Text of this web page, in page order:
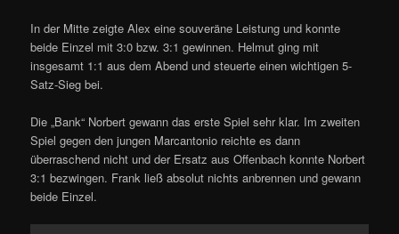
In der Mitte zeigte Alex eine souveräne Leistung und konnte
beide Einzel mit 3:0 bzw. 3:1 gewinnen. Helmut ging mit
insgesamt 1:1 aus dem Abend und steuerte einen wichtigen 5-
Satz-Sieg bei.
Die „Bank“ Norbert gewann das erste Spiel sehr klar. Im zweiten
Spiel gegen den jungen Marcantonio reichte es dann
überraschend nicht und der Ersatz aus Offenbach konnte Norbert
3:1 bezwingen. Frank ließ absolut nichts anbrennen und gewann
beide Einzel.